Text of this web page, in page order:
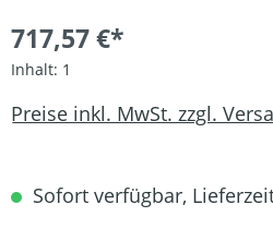
717,57 €*
Inhalt: 1
Preise inkl. MwSt. zzgl.
Sofort verfügbar,